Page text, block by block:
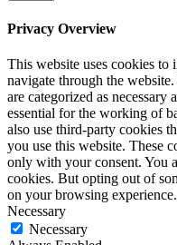
Privacy Overview
This website uses cookies
navigate through the
are categorized as necessary
essential for the working of
also use third-party cookies
you use this website. These
only with your consent. You
cookies. But opting out of
on your browsing experience.
Necessary
Necessary